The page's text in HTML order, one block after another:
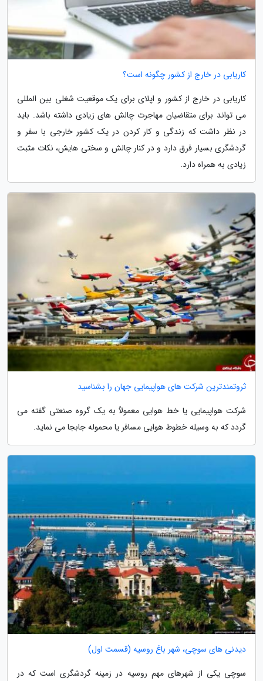
کاریابی در خارج از کشور چگونه است؟
کاریابی در خارج از کشور و اپلای برای یک موقعیت شغلی بین المللی
می تواند برای متقاضیان مهاجرت چالش های زیادی داشته باشد. باید
در نظر داشت که زندگی و کار کردن در یک کشور خارجی با سفر و
گردشگری بسیار فرق دارد و در کنار چالش و سختی هایش، نکات مثبت
زیادی به همراه دارد.
ثروتمندترین شرکت های هواپیمایی جهان را بشناسید
شرکت هواپیمایی یا خط هوایی معمولاً به یک گروه صنعتی گفته می
گردد که به وسیله خطوط هوایی مسافر یا محموله جابجا می نماید.
دیدنی های سوچی، شهر باغ روسیه (قسمت اول)
سوچی یکی از شهرهای مهم روسیه در زمینه گردشگری است که در